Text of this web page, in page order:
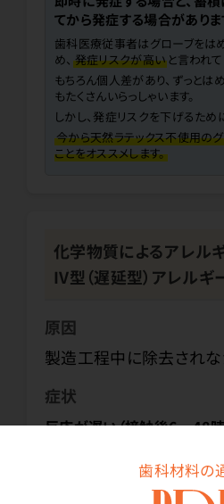
歯科材料の
てから発症する場合がありま
歯科医療従事者はグローブをは
め、 発症リスクが高い と言われて
もちろん個人差があり、ずっとは
もたくさんいらっしゃいます。
しかし、発症リスクを下げるため
今から天然ラテックス不使用の
ことをオススメします。
化学物質によるアレル
IV型（遅延型）アレルギ
原因
製造工程中に除去され
症状
反応が遅い（接触後6～48
乾燥等の症状が接触部